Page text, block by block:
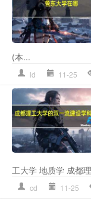
(本...
ld 11-25
工大学 地质学 成都
cd 11-25